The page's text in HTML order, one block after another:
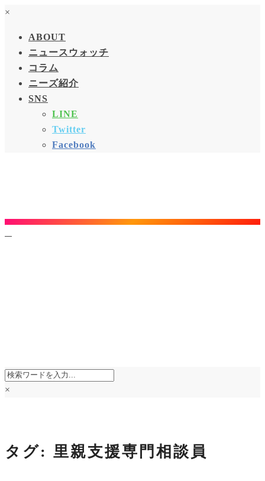
×
ABOUT
ニュースウォッチ
コラム
ニーズ紹介
SNS
LINE
Twitter
Facebook
×
タグ: 里親支援専門相談員